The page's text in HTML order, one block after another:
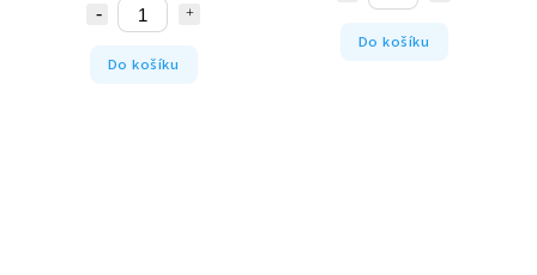
Do košíku
Do košíku